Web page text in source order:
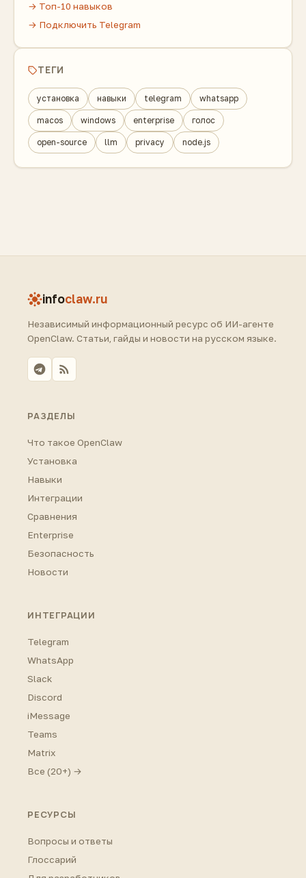
→ Топ-10 навыков
→ Подключить Telegram
ТЕГИ
установка навыки telegram whatsapp
macos windows enterprise голос
open-source llm privacy node.js
infoclaw.ru
Независимый информационный ресурс об ИИ-агенте
OpenClaw. Статьи, гайды и новости на русском языке.
РАЗДЕЛЫ
Что такое OpenClaw
Установка
Навыки
Интеграции
Сравнения
Enterprise
Безопасность
Новости
ИНТЕГРАЦИИ
Telegram
WhatsApp
Slack
Discord
iMessage
Teams
Matrix
Все (20+) →
РЕСУРСЫ
Вопросы и ответы
Глоссарий